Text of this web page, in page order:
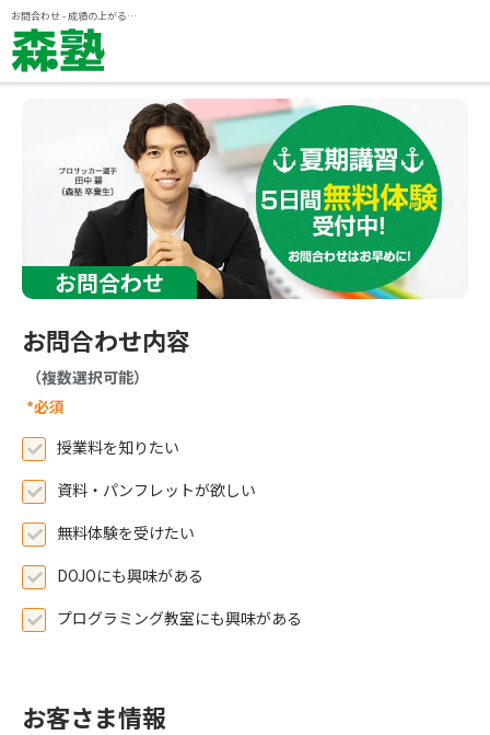
お問合わせ - 成績の上がる個別指導塾『森塾』
お問合わせ
お問合わせ内容
（複数選択可能）
*必須
授業料を知りたい
資料・パンフレットが欲しい
無料体験を受けたい
DOJOにも興味がある
プログラミング教室にも興味がある
お客さま情報